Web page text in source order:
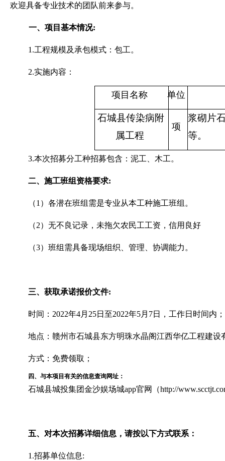
场城app
欢迎具备专业技术的团队前来参与。
一、项目基本情况:
1.工程规模及承包模式：包工。
2.实施内容：
项目名称 单位
石城县传染病附
属工程
项
浆砌片
等。
3.本次招募分工种招募包含：泥工、木工。
二、施工班组 资格要求:
（1） 各潜在班组需是专业从本工种施工班组。
（2） 无不良记录，未拖欠农民工工资，信用良好
（3）班组需具备现场组织、管理、协调能力。
三、获取承诺报价文件:
时间： 2022年4月25日至2022年5月7日，工作日时间内；
地点：赣州市石城县东方明珠水晶阁江西华亿工程建设
方式：免费领取；
四、与本项目有关的信息查询网址：
石城县城投集团金沙娱场城app官网（http://
五、对本次招募详细信息 ，请按以下方式联系：
1.招募单位信息: